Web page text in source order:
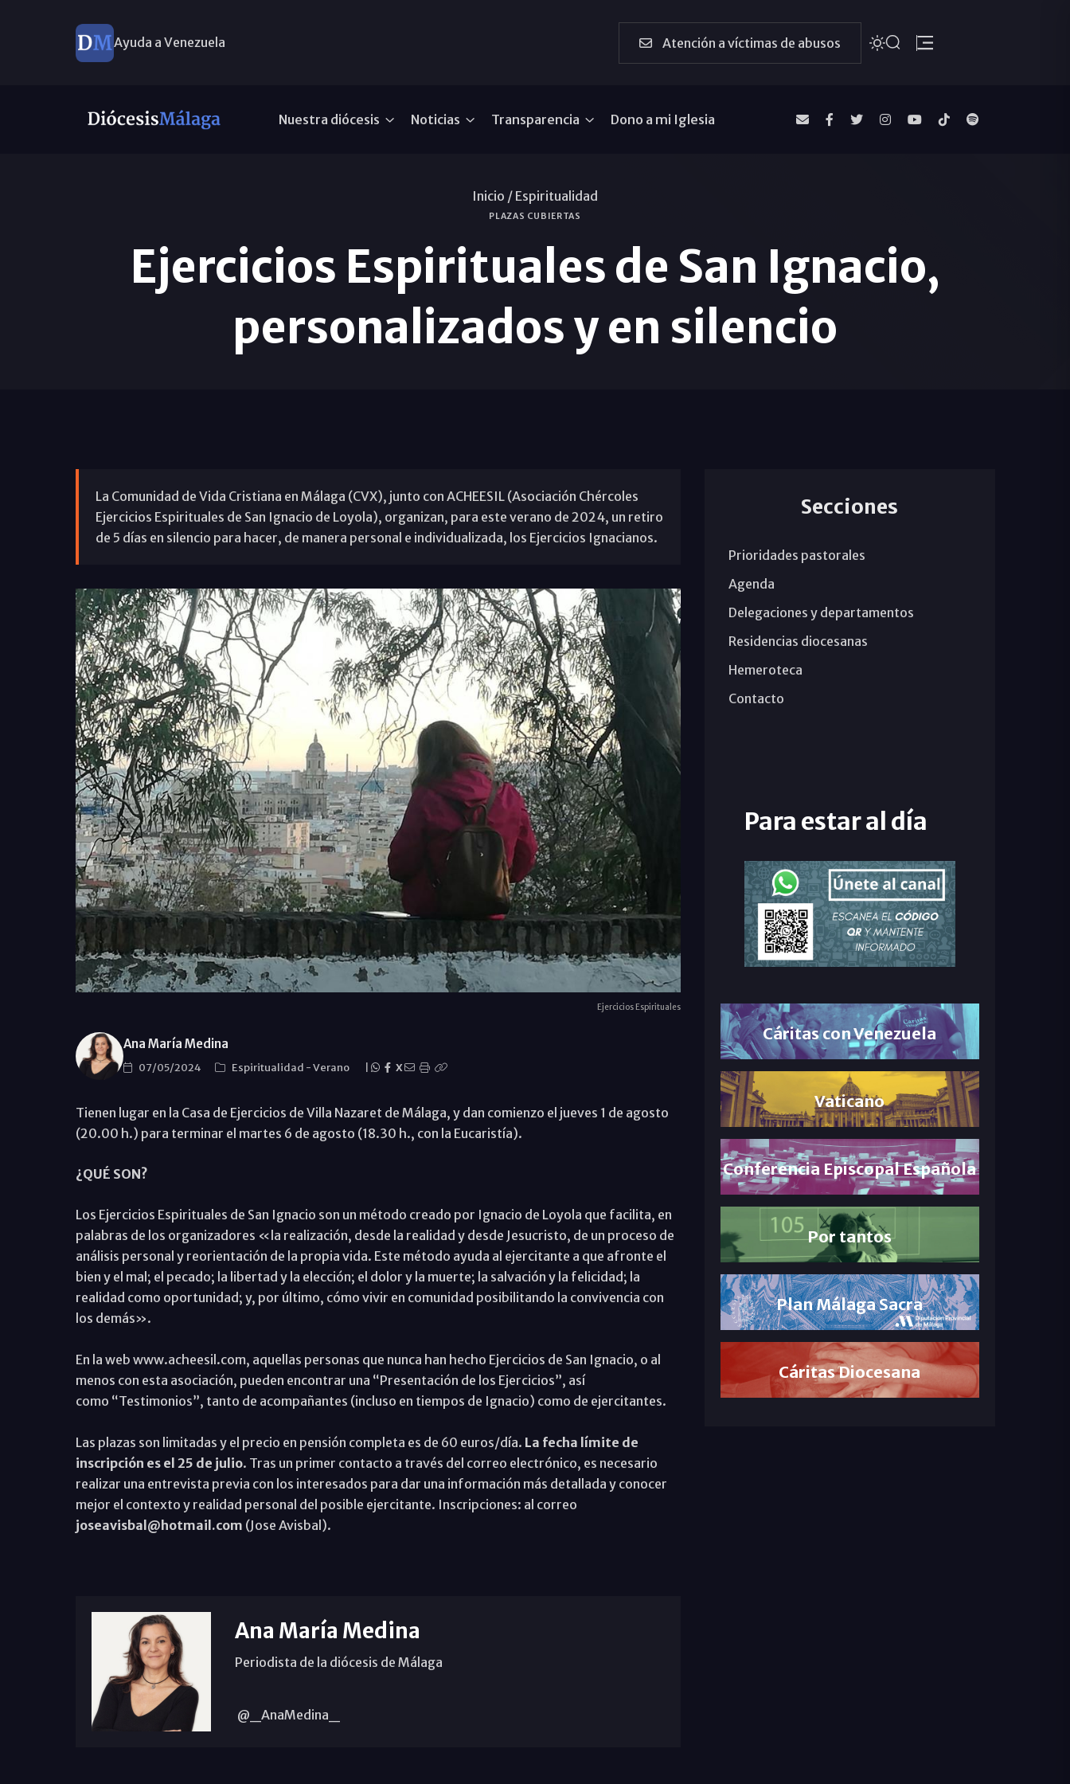
Ayuda a Venezuela Atención a víctimas de abusos
Nuestra diócesis Noticias Transparencia Dono a mi Iglesia
Inicio / Espiritualidad
PLAZAS CUBIERTAS
Ejercicios Espirituales de San Ignacio,
personalizados y en silencio
La Comunidad de Vida Cristiana en Málaga (CVX), junto con ACHEESIL (Asociación Chércoles
Ejercicios Espirituales de San Ignacio de Loyola), organizan, para este verano de 2024, un retiro
de 5 días en silencio para hacer, de manera personal e individualizada, los Ejercicios Ignacianos.
Ejercicios Espirituales
Ana María Medina
07/05/2024 Espiritualidad -Verano X
Tienen lugar en la Casa de Ejercicios de Villa Nazaret de Málaga, y dan comienzo el jueves 1 de agosto
(20.00 h.) para terminar el martes 6 de agosto (18.30 h., con la Eucaristía).
¿QUÉ SON?
Los Ejercicios Espirituales de San Ignacio son un método creado por Ignacio de Loyola que facilita, en
palabras de los organizadores «la realización, desde la realidad y desde Jesucristo, de un proceso de
análisis personal y reorientación de la propia vida. Este método ayuda al ejercitante a que afronte el
bien y el mal; el pecado; la libertad y la elección; el dolor y la muerte; la salvación y la felicidad; la
realidad como oportunidad; y, por último, cómo vivir en comunidad posibilitando la convivencia con
los demás».
En la web www.acheesil.com, aquellas personas que nunca han hecho Ejercicios de San Ignacio, o al
menos con esta asociación, pueden encontrar una “Presentación de los Ejercicios”, así
como “Testimonios”, tanto de acompañantes (incluso en tiempos de Ignacio) como de ejercitantes.
Las plazas son limitadas y el precio en pensión completa es de 60 euros/día. La fecha límite de
inscripción es el 25 de julio. Tras un primer contacto a través del correo electrónico, es necesario
realizar una entrevista previa con los interesados para dar una información más detallada y conocer
mejor el contexto y realidad personal del posible ejercitante. Inscripciones: al correo
joseavisbal@hotmail.com (Jose Avisbal).
Ana María Medina
Periodista de la diócesis de Málaga
@_AnaMedina_
Secciones
Prioridades pastorales
Agenda
Delegaciones y departamentos
Residencias diocesanas
Hemeroteca
Contacto
Para estar al día
Cáritas con Venezuela
Vaticano
Conferencia Episcopal Española
Por tantos
Plan Málaga Sacra
Cáritas Diocesana